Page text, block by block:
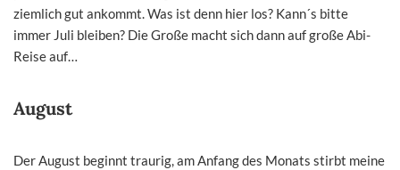
ziemlich gut ankommt. Was ist denn hier los? Kann´s bitte
immer Juli bleiben? Die Große macht sich dann auf große Abi-
Reise auf…
August
Der August beginnt traurig, am Anfang des Monats stirbt meine